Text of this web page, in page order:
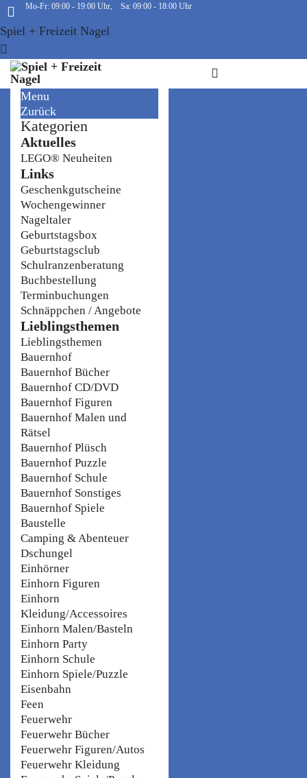
Spiel + Freizeit Nagel
Mo-Fr: 09:00 - 19:00 Uhr, Sa: 09:00 - 18:00 Uhr
Menu
Zurück
Kategorien
Aktuelles
LEGO® Neuheiten
Links
Geschenkgutscheine
Wochengewinner
Nageltaler
Geburtstagsbox
Geburtstagsclub
Schulranzenberatung
Buchbestellung
Terminbuchungen
Schnäppchen / Angebote
Lieblingsthemen
Lieblingsthemen
Bauernhof
Bauernhof Bücher
Bauernhof CD/DVD
Bauernhof Figuren
Bauernhof Malen und
Rätsel
Bauernhof Plüsch
Bauernhof Puzzle
Bauernhof Schule
Bauernhof Sonstiges
Bauernhof Spiele
Baustelle
Camping & Abenteuer
Dschungel
Einhörner
Einhorn Figuren
Einhorn
Kleidung/Accessoires
Einhorn Malen/Basteln
Einhorn Party
Einhorn Schule
Einhorn Spiele/Puzzle
Eisenbahn
Feen
Feuerwehr
Feuerwehr Bücher
Feuerwehr Figuren/Autos
Feuerwehr Kleidung